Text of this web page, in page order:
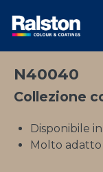
N40040
Collezione
Disponibile
Molto